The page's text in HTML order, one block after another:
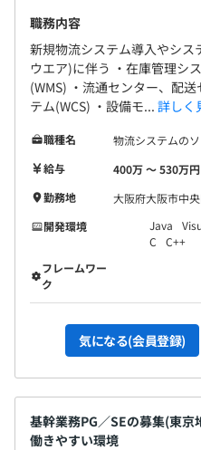
職務内容
新規物流システム導入やシ
ウエア)に伴う ・在庫管理シ
(WMS) ・流通センター、配
テム(WCS) ・設備モ... 詳しく
職種名
物流システムの
給与
400万 〜 530万円
勤務地
大阪府大阪市中
開発環境
Java
C
C++
フレームワー
ク
気になる(会員登録)
基幹業務PG／SEの募集(東
働きやすい環境